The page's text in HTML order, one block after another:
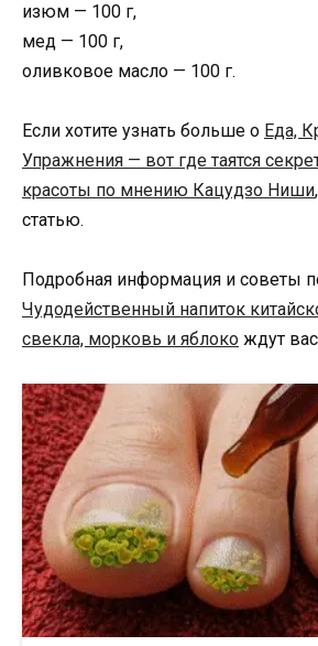
изюм — 100 г,
мед — 100 г,
оливковое масло — 100 г.
Если хотите узнать больше о Еда,
Упражнения — вот где таятся
красоты по мнению Кацудзо Ниши
статью.
Подробная информация и советы
Чудодейственный напиток
свекла, морковь и яблоко ждут